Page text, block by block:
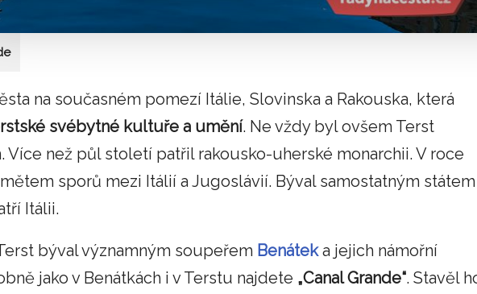
na současném pomezí Itálie, Slovinska a Rakouska, která
svébytné kultuře a umění. Ne vždy byl ovšem Terst
Více než půl století patřil rakousko-uherské monarchii. V roce
sporů mezi Itálií a Jugoslávií. Býval samostatným státem
Itálii.
býval významným soupeřem Benáteka jejich námořní
jako v Benátkách i v Terstu najdete „Canal Grande“. Stavěl